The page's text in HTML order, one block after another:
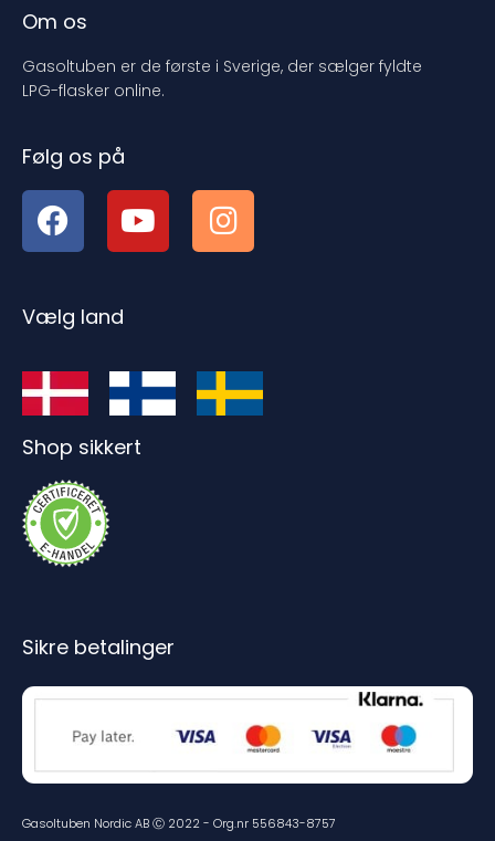
Om os
Gasoltuben er de første i Sverige, der sælger fyldte
LPG-flasker online.
Følg os på
Vælg land
Shop sikkert
Gasoltuben Nordic AB Ⓒ 2022 - Org.nr 556843-8757
Sikre betalinger